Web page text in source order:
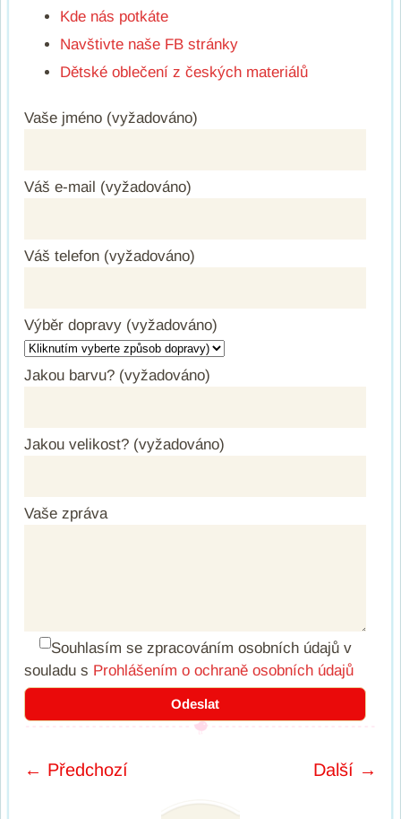
Kde nás potkáte
Navštivte naše FB stránky
Dětské oblečení z českých materiálů
Vaše jméno (vyžadováno)
Váš e-mail (vyžadováno)
Váš telefon (vyžadováno)
Výběr dopravy (vyžadováno)
Jakou barvu? (vyžadováno)
Jakou velikost? (vyžadováno)
Vaše zpráva
Souhlasím se zpracováním osobních údajů v
souladu s Prohlášením o ochraně osobních údajů
← Předchozí Další →